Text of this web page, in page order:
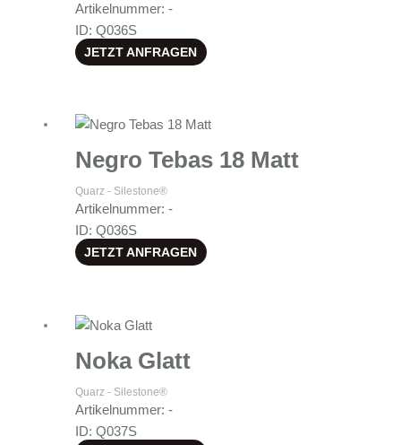
Artikelnummer: -
ID: Q036S
JETZT ANFRAGEN
Negro Tebas 18 Matt
Quarz - Silestone®
Artikelnummer: -
ID: Q036S
JETZT ANFRAGEN
Noka Glatt
Quarz - Silestone®
Artikelnummer: -
ID: Q037S